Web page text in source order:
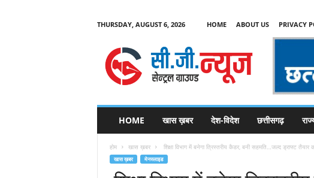
THURSDAY, AUGUST 6, 2026 HOME ABOUT US PRIVACY
C
HOME खास ख़बर देश-विदेश छत्तीसगढ़
होम खास ख़बर शिक्षा विभाग में बनेगा त्रिस्तरीय कैडर, बनी सहमति…जल्द ड्राफ्ट
खास ख़बर मेनस्लाइड